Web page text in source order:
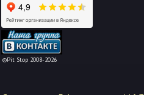
©Pit Stop 2008-2026
-->